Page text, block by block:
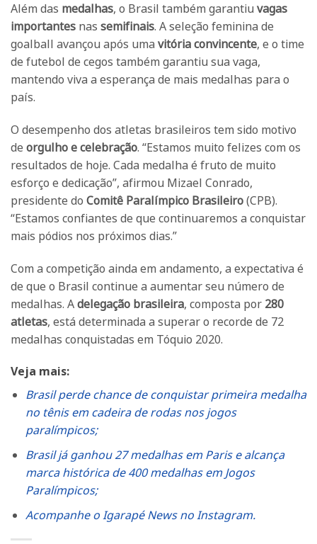
Além das medalhas, o Brasil também garantiu vagas
importantes nas semifinais. A seleção feminina de
goalball avançou após uma vitória convincente, e o time
de futebol de cegos também garantiu sua vaga,
mantendo viva a esperança de mais medalhas para o
país.
O desempenho dos atletas brasileiros tem sido motivo
de orgulho e celebração. “Estamos muito felizes com os
resultados de hoje. Cada medalha é fruto de muito
esforço e dedicação”, afirmou Mizael Conrado,
presidente do Comitê Paralímpico Brasileiro(CPB).
“Estamos confiantes de que continuaremos a conquistar
mais pódios nos próximos dias.”
Com a competição ainda em andamento, a expectativa é
de que o Brasil continue a aumentar seu número de
medalhas. Adelegação brasileira, composta por 280
atletas, está determinada a superar o recorde de 72
medalhas conquistadas em Tóquio 2020.
Veja mais:
Brasil perde chance de conquistar primeira medalha
no tênis em cadeira de rodas nos jogos
paralímpicos;
Brasil já ganhou 27 medalhas em Paris e alcança
marca histórica de 400 medalhas em Jogos
Paralímpicos;
Acompanhe o Igarapé News no Instagram.